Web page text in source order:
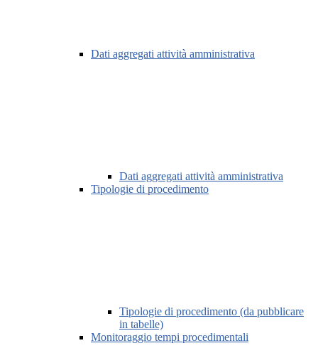
Dati aggregati attività amministrativa
Dati aggregati attività amministrativa
Tipologie di procedimento
Tipologie di procedimento (da pubblicare
in tabelle)
Monitoraggio tempi procedimentali